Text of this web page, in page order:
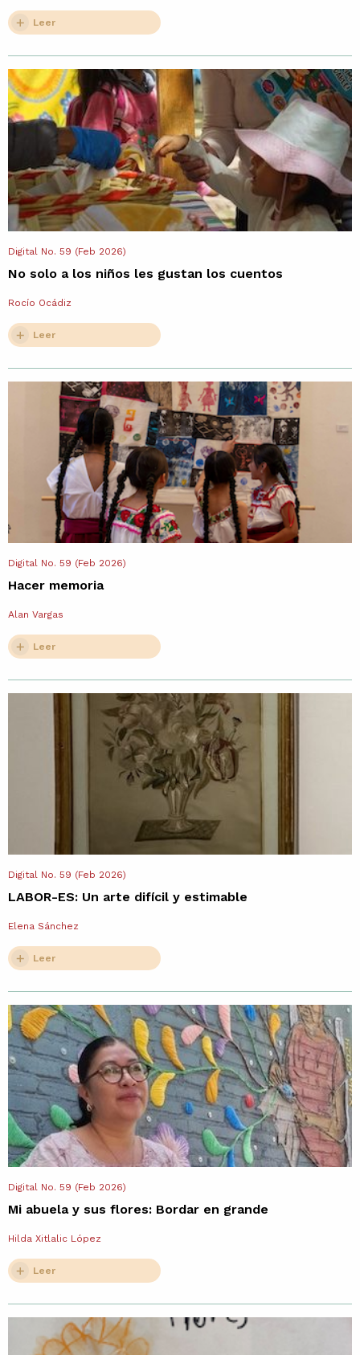
Leer
Digital No. 59 (Feb 2026)
No solo a los niños les gustan los cuentos
Rocío Ocádiz
Leer
Digital No. 59 (Feb 2026)
Hacer memoria
Alan Vargas
Leer
Digital No. 59 (Feb 2026)
LABOR-ES: Un arte difícil y estimable
Elena Sánchez
Leer
Digital No. 59 (Feb 2026)
Mi abuela y sus flores: Bordar en grande
Hilda Xitlalic López
Leer